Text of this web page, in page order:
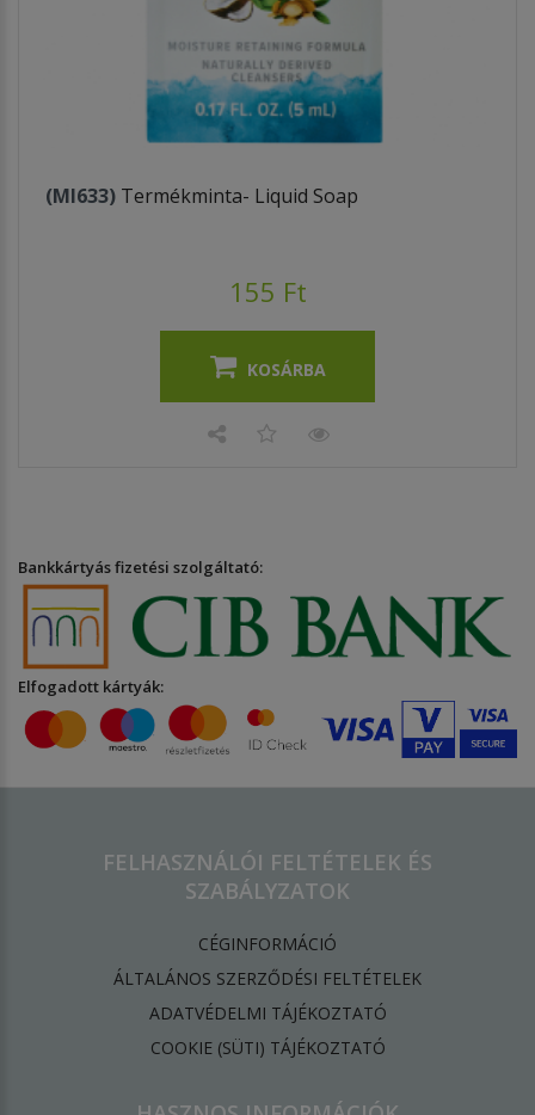
(MI633) Termékminta- Liquid Soap
155 Ft
KOSÁRBA
Bankkártyás fizetési szolgáltató:
Elfogadott kártyák:
FELHASZNÁLÓI FELTÉTELEK ÉS
SZABÁLYZATOK
CÉGINFORMÁCIÓ
ÁLTALÁNOS SZERZŐDÉSI FELTÉTELEK
ADATVÉDELMI TÁJÉKOZTATÓ
​COOKIE (SÜTI) TÁJÉKOZTATÓ